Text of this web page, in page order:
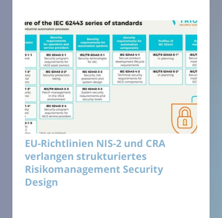
EU-Richtlinien NIS-2 und CRA
verlangen strukturiertes
Risikomanagement Security
Design